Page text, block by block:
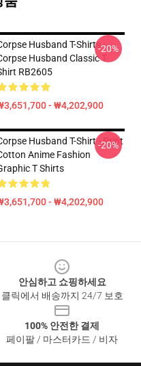
Husband T-Shirts -
Husband Classic T-
RB2605
- ₩4,202,900
-20%
Husband T-Shirt - Print
Anime Fashion
T Shirts
- ₩4,202,900
-20%
안심하고 쇼핑하세요
클릭에서 배송까지 24/7 보호
100% 안전한 결제
페이팔 / 마스터카드 / 비자